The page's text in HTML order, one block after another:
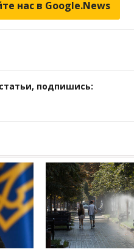
нас в Google.News
подпишись: